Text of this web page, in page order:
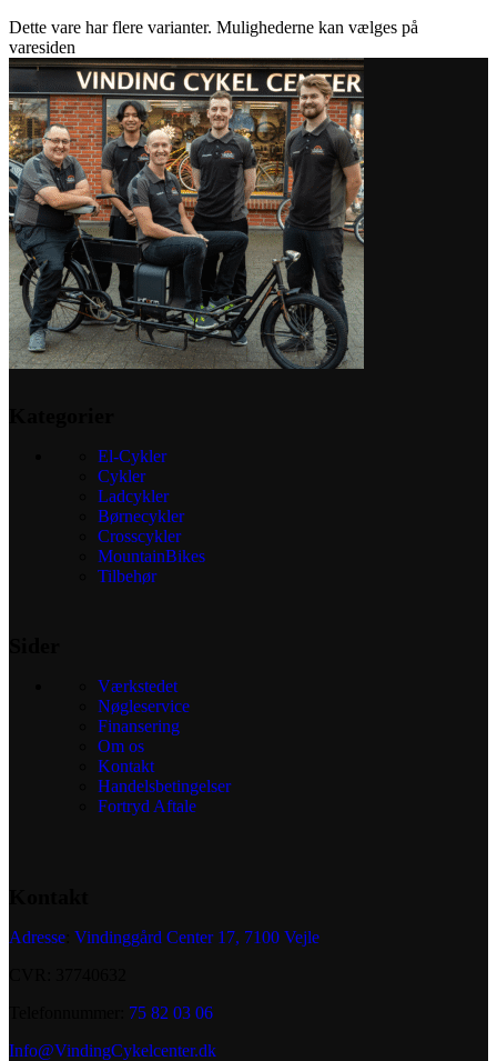
Dette vare har flere varianter. Mulighederne kan vælges på
varesiden
El-Cykler
Cykler
Ladcykler
Børnecykler
Crosscykler
MountainBikes
Tilbehør
Værkstedet
Nøgleservice
Finansering
Om os
Kontakt
Handelsbetingelser
Fortryd Aftale
Adresse Vindinggård Center 17, 7100 Vejle
75 82 03 06
Info@VindingCykelcenter.dk